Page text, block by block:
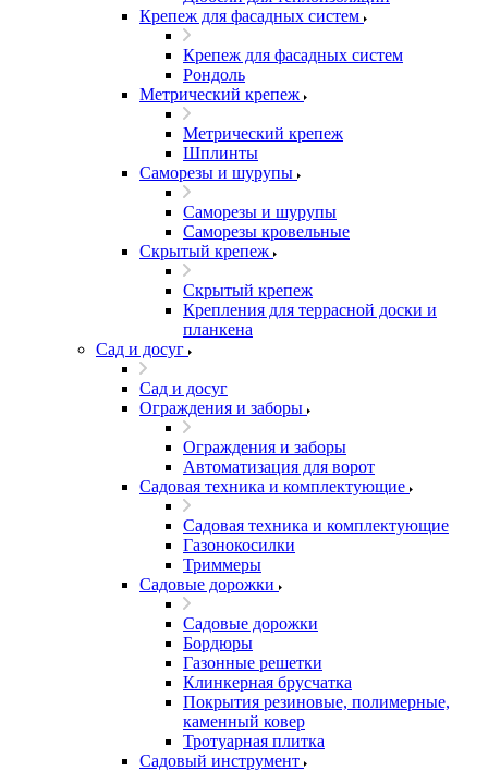
Крепеж для фасадных систем
Крепеж для фасадных систем
Рондоль
Метрический крепеж
Метрический крепеж
Шплинты
Саморезы и шурупы
Саморезы и шурупы
Саморезы кровельные
Скрытый крепеж
Скрытый крепеж
Крепления для террасной доски и
планкена
Сад и досуг
Сад и досуг
Ограждения и заборы
Ограждения и заборы
Автоматизация для ворот
Садовая техника и комплектующие
Садовая техника и комплектующие
Газонокосилки
Триммеры
Садовые дорожки
Садовые дорожки
Бордюры
Газонные решетки
Клинкерная брусчатка
Покрытия резиновые, полимерные,
каменный ковер
Тротуарная плитка
Садовый инструмент